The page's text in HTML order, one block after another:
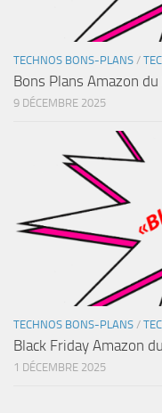
TECHNOS BONS-PLANS /
Bons Plans Amazon
9 DÉCEMBRE 2025
TECHNOS BONS-PLANS /
Black Friday Amazon
1 DÉCEMBRE 2025